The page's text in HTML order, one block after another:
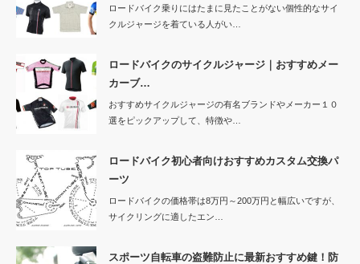
ロードバイク乗りにはたまに見たことがない個性的なサイ
クルジャージを着ている人がい…
ロードバイクのサイクルジャージ｜おすすめメー
カーブ…
おすすめサイクルジャージの有名ブランドやメーカー１０
選をピックアップして、特徴や…
ロードバイク初心者向けおすすめカスタム交換パ
ーツ
ロードバイクの価格帯は8万円～200万円と幅広いですが、
サイクリングに適したエン…
スポーツ自転車の盗難防止に最新おすすめ鍵！防